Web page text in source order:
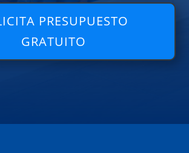
PRESUPUESTO
GRATUITO